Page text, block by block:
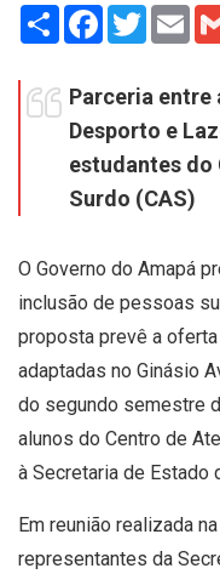
Share Facebook
Twitter
Parceria entre
Desporto e
estudantes do
Surdo (CAS)
O Governo do Amapá
inclusão de pessoas
proposta prevê a
adaptadas no Ginásio
do segundo semestre
alunos do Centro de
à Secretaria de Estado
Em reunião realizada
representantes da